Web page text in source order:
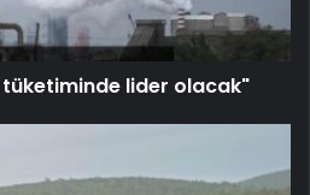
lider olacak"